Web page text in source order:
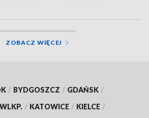
ZOBACZ WIĘCEJ
/ BYDGOSZCZ / GDAŃSK /
/ KATOWICE / KIELCE /